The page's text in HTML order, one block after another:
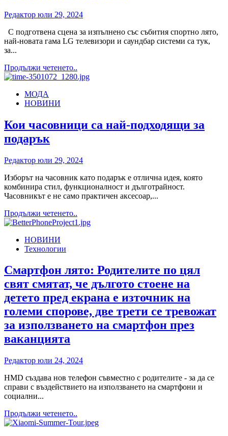
Редактор юли 29, 2024
С подготвена сцена за изпълнено със събития спортно лято,
най-новата гама LG телевизори и саундбар системи са тук,
за...
Продължи четенето..
more
LG:
РЕВОЛЮЦИОННИ
И
САУНДБАР
СИСТЕМИ
ПРЕНАСЯТ
ДОМА
МОДА
НОВИНИ
Кои часовници са най-подходящи за
подарък
Редактор юли 29, 2024
Изборът на часовник като подарък е отлична идея, която
комбинира стил, функционалност и дълготрайност.
Часовникът е не само практичен аксесоар,...
Продължи четенето..
more
най-
подходящи
за
подарък
НОВИНИ
Технологии
Смартфон лято: Родителите по цял
свят смятат, че дългото стоене на
детето пред екрана е източник на
големи спорове, две трети се тревожат
за използването на смартфон през
ваканцията
Редактор юли 24, 2024
HMD създава нов телефон съвместно с родителите - за да се
справи с въздействието на използването на смартфони и
социални...
Продължи четенето..
more